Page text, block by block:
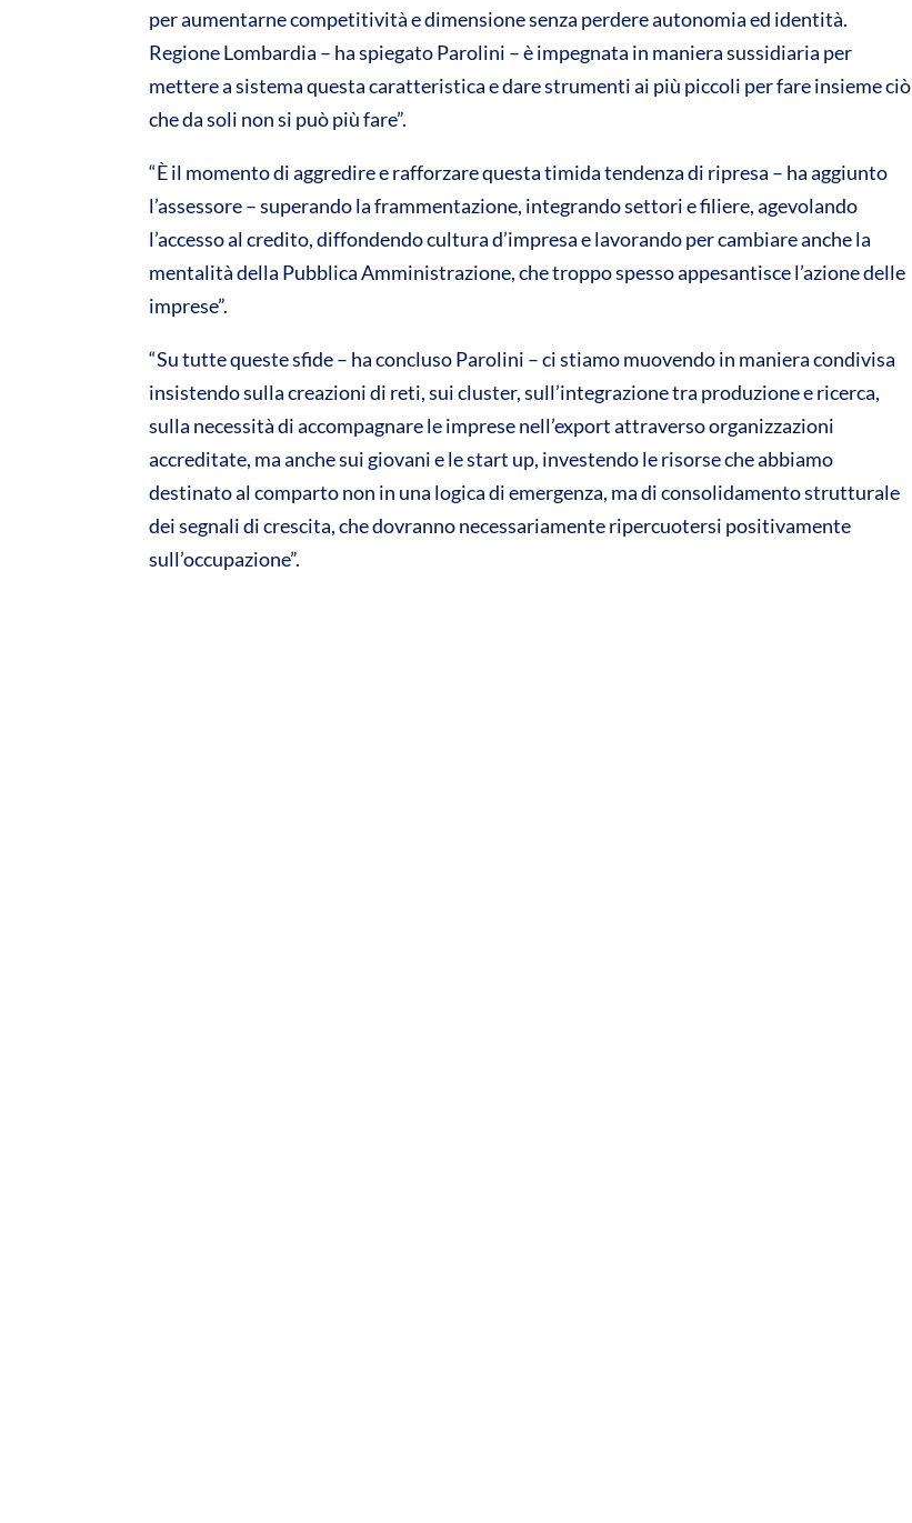
per aumentarne competitività e dimensione senza perdere autonomia ed identità.
Regione Lombardia – ha spiegato Parolini – è impegnata in maniera sussidiaria per
mettere a sistema questa caratteristica e dare strumenti ai più piccoli per fare insieme ciò
che da soli non si può più fare”.
“È il momento di aggredire e rafforzare questa timida tendenza di ripresa – ha aggiunto
l’assessore – superando la frammentazione, integrando settori e filiere, agevolando
l’accesso al credito, diffondendo cultura d’impresa e lavorando per cambiare anche la
mentalità della Pubblica Amministrazione, che troppo spesso appesantisce l’azione delle
imprese”.
“Su tutte queste sfide – ha concluso Parolini – ci stiamo muovendo in maniera condivisa
insistendo sulla creazioni di reti, sui cluster, sull’integrazione tra produzione e ricerca,
sulla necessità di accompagnare le imprese nell’export attraverso organizzazioni
accreditate, ma anche sui giovani e le start up, investendo le risorse che abbiamo
destinato al comparto non in una logica di emergenza, ma di consolidamento strutturale
dei segnali di crescita, che dovranno necessariamente ripercuotersi positivamente
sull’occupazione”.